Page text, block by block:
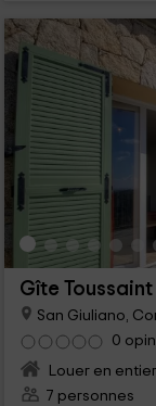
Gîte Toussaint
San Giuliano,
0
Louer en entier
7 personnes